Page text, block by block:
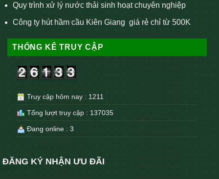
Quy trình xử lý nước thải sinh hoạt chuyên nghiệp
Công ty hút hầm cầu Kiên Giang giá rẻ chỉ từ 500K
THỐNG KÊ TRUY CẬP
Truy cập hôm nay : 1211
Tổng lượt truy cập : 137035
Đang online : 3
ĐĂNG KÝ NHẬN ƯU ĐÃI